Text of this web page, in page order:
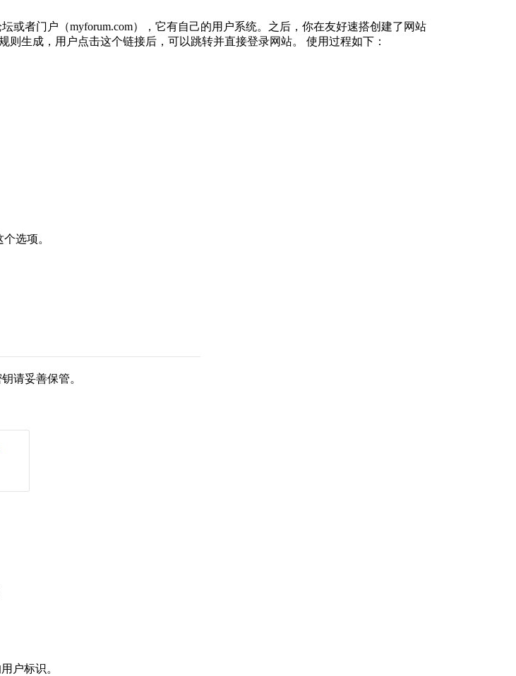
者门户（myforum.com），它有自己的用户系统。之后，你在友好速搭创建了网站
则生成，用户点击这个链接后，可以跳转并直接登录网站。 使用过程如下：
选项。
请妥善保管。
户标识。